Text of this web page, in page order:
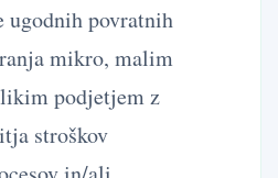
ugodnih povratnih
mikro, malim
podjetjem z
stroškov